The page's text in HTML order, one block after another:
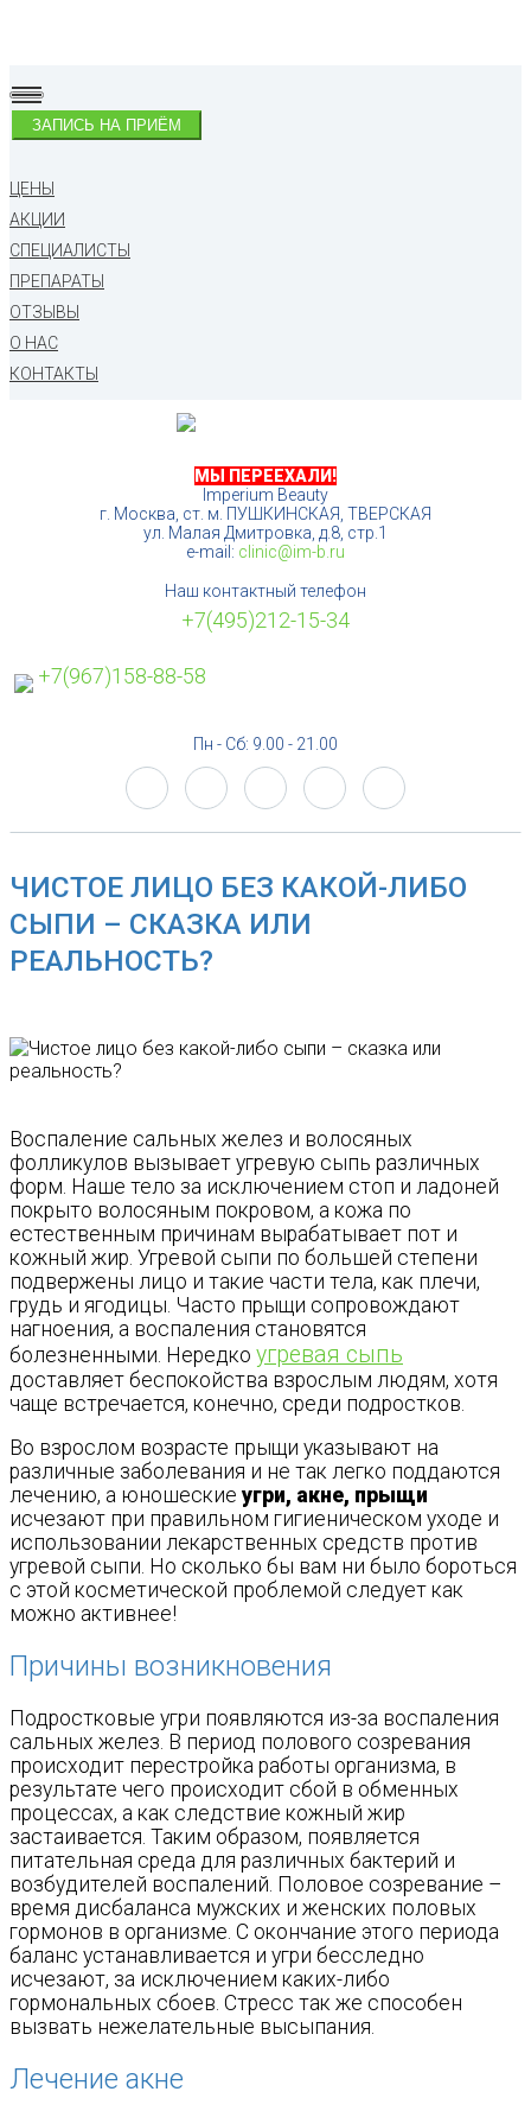
ЗАПИСЬ НА ПРИЁМ
ЦЕНЫ
АКЦИИ
СПЕЦИАЛИСТЫ
ПРЕПАРАТЫ
ОТЗЫВЫ
О НАС
КОНТАКТЫ
МЫ ПЕРЕЕХАЛИ!
Imperium Beauty
г. Москва, ст. м. ПУШКИНСКАЯ, ТВЕРСКАЯ
ул. Малая Дмитровка, д.8, стр.1
e-mail: clinic@im-b.ru
Наш контактный телефон
+7(495)212-15-34
+7(967)158-88-58
Пн - Сб: 9.00 - 21.00
ЧИСТОЕ ЛИЦО БЕЗ КАКОЙ-ЛИБО
СЫПИ – СКАЗКА ИЛИ
РЕАЛЬНОСТЬ?
Воспаление сальных желез и волосяных
фолликулов вызывает угревую сыпь различных
форм. Наше тело за исключением стоп и ладоней
покрыто волосяным покровом, а кожа по
естественным причинам вырабатывает пот и
кожный жир. Угревой сыпи по большей степени
подвержены лицо и такие части тела, как плечи,
грудь и ягодицы. Часто прыщи сопровождают
нагноения, а воспаления становятся
болезненными. Нередко угревая сыпь
доставляет беспокойства взрослым людям, хотя
чаще встречается, конечно, среди подростков.
Во взрослом возрасте прыщи указывают на
различные заболевания и не так легко поддаются
лечению, а юношеские угри, акне, прыщи
исчезают при правильном гигиеническом уходе и
использовании лекарственных средств против
угревой сыпи. Но сколько бы вам ни было бороться
с этой косметической проблемой следует как
можно активнее!
Причины возникновения
Подростковые угри появляются из-за воспаления
сальных желез. В период полового созревания
происходит перестройка работы организма, в
результате чего происходит сбой в обменных
процессах, а как следствие кожный жир
застаивается. Таким образом, появляется
питательная среда для различных бактерий и
возбудителей воспалений. Половое созревание –
время дисбаланса мужских и женских половых
гормонов в организме. С окончание этого периода
баланс устанавливается и угри бесследно
исчезают, за исключением каких-либо
гормональных сбоев. Стресс так же способен
вызвать нежелательные высыпания.
Лечение акне